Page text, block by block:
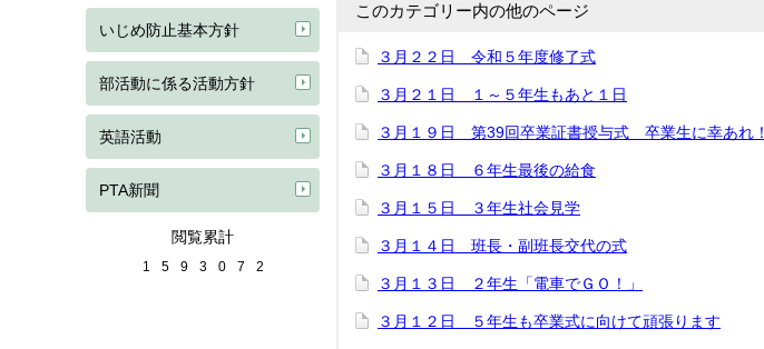
いじめ防止基本方針
部活動に係る活動方針
英語活動
PTA新聞
閲覧累計
1 5 9 3 0 7 2
このカテゴリー内の他のページ
３月２２日 令和５年度修了式
３月２１日 １～５年生もあと１日
３月１９日 第39回卒業証書授与式 卒業生に幸あれ！
３月１８日 ６年生最後の給食
３月１５日 ３年生社会見学
３月１４日 班長・副班長交代の式
３月１３日 ２年生「電車でＧＯ！」
３月１２日 ５年生も卒業式に向けて頑張ります